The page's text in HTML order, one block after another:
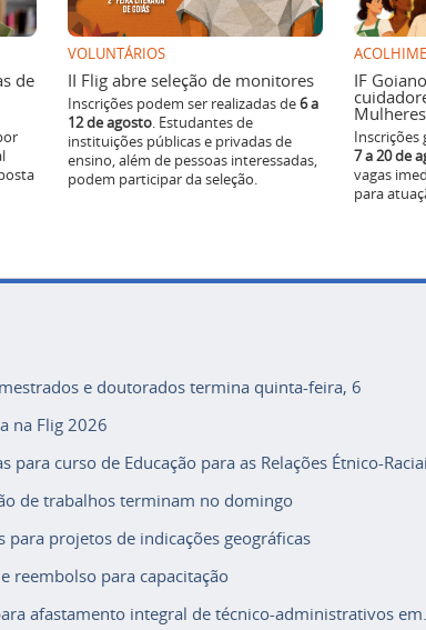
de
VOLUNTÁRIOS
II Flig abre seleção de monitores
Inscrições podem ser realizadas de6 a
12 de agosto. Estudantes de
instituições públicas e privadas de
ensino, além de pessoas interessadas,
podem participar da seleção.
IF
Inscrições
7 a 20 de
vagas
para
e doutorados termina quinta-feira, 6
na Flig 2026
para curso de Educação para as Relações Étnico-
de trabalhos terminam no domingo
para projetos de indicações geográficas
reembolso para capacitação
afastamento integral de técnico-administrativos em...